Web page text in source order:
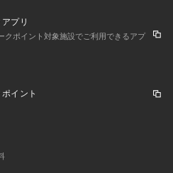
プリ
クポイント対象施設でご利用できるアプ
イント